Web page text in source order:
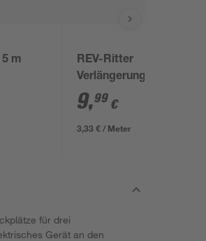
5 m
REV-Ritter
Verlängerung IP 20
weiß 3 m
9,99 €
3,33 € / Meter
für drei
Gerät an den